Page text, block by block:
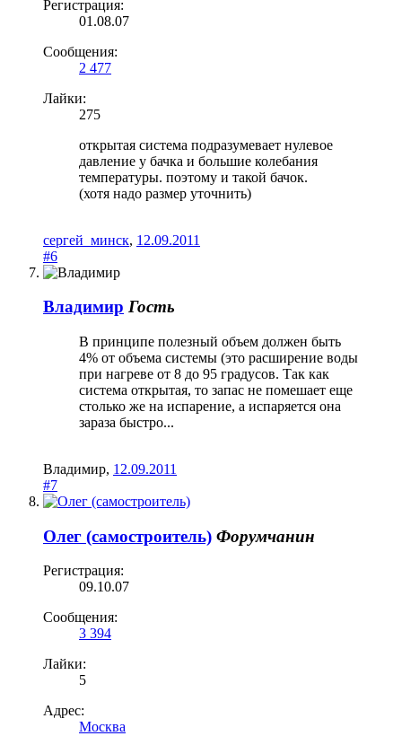
Регистрация:
01.08.07
Сообщения:
2 477
Лайки:
275
открытая система подразумевает нулевое
давление у бачка и большие колебания
температуры. поэтому и такой бачок.
(хотя надо размер уточнить)
сергей_минск, 12.09.2011
#6
Владимир Гость
В принципе полезный объем должен быть
4% от объема системы (это расширение воды
при нагреве от 8 до 95 градусов. Так как
система открытая, то запас не помешает еще
столько же на испарение, а испаряется она
зараза быстро...
Владимир, 12.09.2011
#7
Олег (самостроитель) Форумчанин
Регистрация:
09.10.07
Сообщения:
3 394
Лайки:
5
Адрес:
Москва